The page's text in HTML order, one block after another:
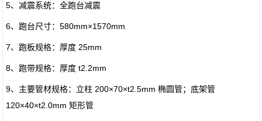
5、减震系统：全跑台减震
6、跑台尺寸：580mm×1570mm
7、跑板规格：厚度 25mm
8、跑带规格：厚度 t2.2mm
9、主要管材规格：立柱 200×70×t2.5mm 椭圆管；底架管
120×40×t2.0mm 矩形管